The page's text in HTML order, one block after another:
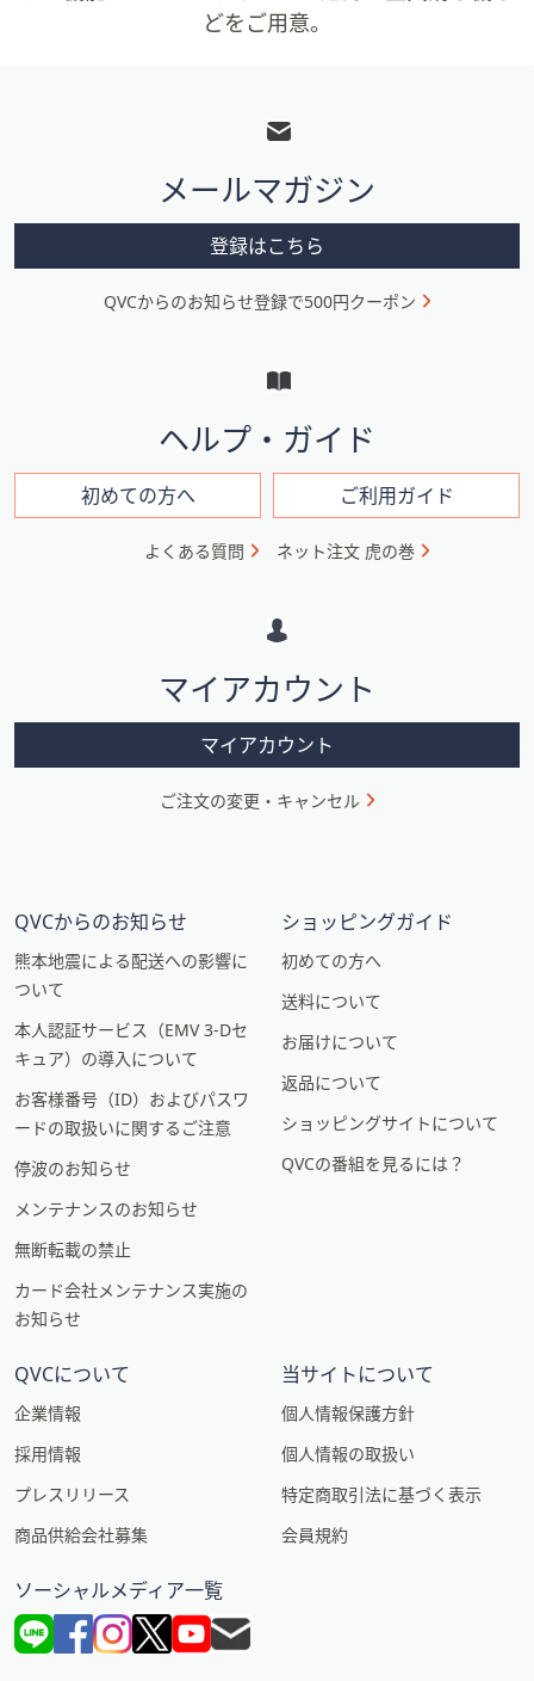
どをご用意。
メ
ニ
ン
ン
メールマガジン
登録はこちら
QVCからのお知らせ登録で500円クーポン
ヘルプ・ガイド
初めての方へ ご利用ガイド
よくある質問 ネット注文 虎の巻
マイアカウント
マイアカウント
ご注文の変更・キャンセル
QVCからのお知らせ
熊本地震による配送への影響に
ついて
本人認証サービス（EMV 3-Dセ
キュア）の導入について
お客様番号（ID）およびパスワ
ードの取扱いに関するご注意
停波のお知らせ
メンテナンスのお知らせ
無断転載の禁止
カード会社メンテナンス実施の
お知らせ
ショッピングガイド
初めての方へ
送料について
お届けについて
返品について
ショッピングサイトについて
QVCの番組を見るには？
QVCについて
企業情報
採用情報
プレスリリース
商品供給会社募集
当サイトについて
個人情報保護方針
個人情報の取扱い
特定商取引法に基づく表示
会員規約
ソーシャルメディア一覧